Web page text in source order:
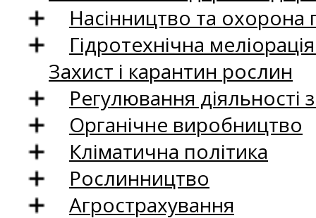
Насінництво та
Гідротехнічна
Захист і карантин рослин
Регулювання
Органічне виробництво
Кліматична політика
Рослинництво
Агрострахування